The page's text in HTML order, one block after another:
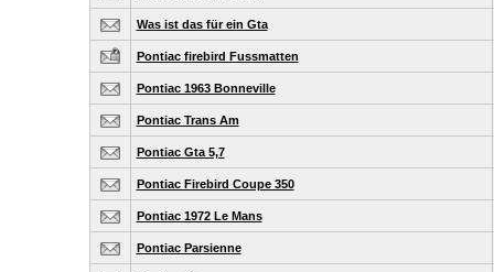
Was ist das für ein Gta
Pontiac firebird Fussmatten
Pontiac 1963 Bonneville
Pontiac Trans Am
Pontiac Gta 5,7
Pontiac Firebird Coupe 350
Pontiac 1972 Le Mans
Pontiac Parsienne